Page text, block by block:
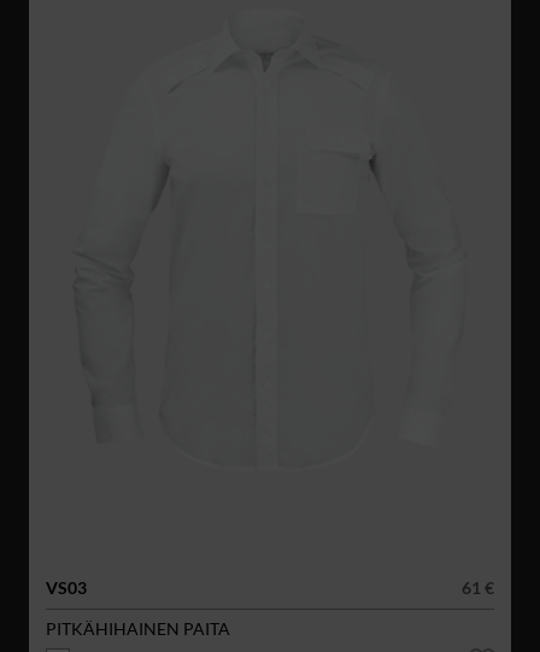
VS03
61 €
PITKÄHIHAINEN PAITA